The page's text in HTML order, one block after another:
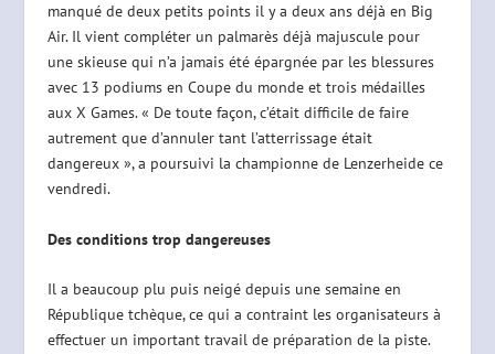
manqué de deux petits points il y a deux ans déjà en Big
Air. Il vient compléter un palmarès déjà majuscule pour
une skieuse qui n’a jamais été épargnée par les blessures
avec 13 podiums en Coupe du monde et trois médailles
aux X Games. « De toute façon, c’était difficile de faire
autrement que d’annuler tant l’atterrissage était
dangereux », a poursuivi la championne de Lenzerheide ce
vendredi.
Des conditions trop dangereuses
Il a beaucoup plu puis neigé depuis une semaine en
République tchèque, ce qui a contraint les organisateurs à
effectuer un important travail de préparation de la piste.